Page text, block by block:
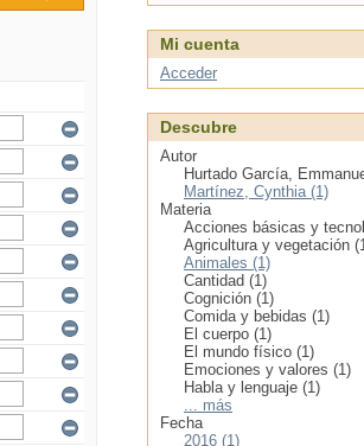
Mi cuenta
Acceder
Descubre
Autor
Hurtado García,
Martínez, Cynthia (1)
Materia
Acciones básicas y
Agricultura y vegetación
Animales (1)
Cantidad (1)
Cognición (1)
Comida y bebidas (1)
El cuerpo (1)
El mundo físico (1)
Emociones y valores (1)
Habla y lenguaje (1)
... más
Fecha
2016 (1)